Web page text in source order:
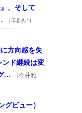
、そして
（羊飼い）
方向感を失
ンド継続は変
…
（今井雅
グビュー）